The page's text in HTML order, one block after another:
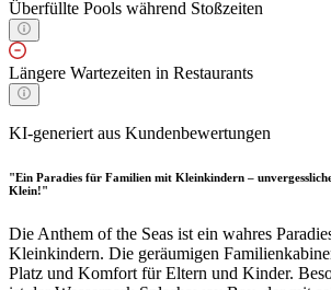
Überfüllte Pools während Stoßzeiten
Längere Wartezeiten in Restaurants
KI-generiert aus Kundenbewertungen
"Ein Paradies für Familien mit Kleinkindern –
Klein!"
Die Anthem of the Seas ist ein wahres
Kleinkindern. Die geräumigen
Platz und Komfort für Eltern und Kinder.